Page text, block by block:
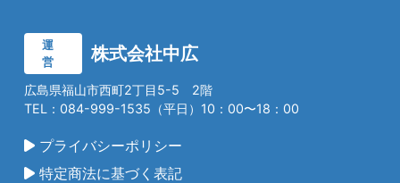
運
営
株式会社中広
広島県福山市西町2丁目5-5 2階
TEL：084-999-1535（平日）10：00〜18：00
プライバシーポリシー
特定商法に基づく表記